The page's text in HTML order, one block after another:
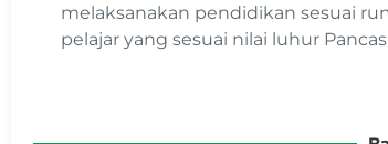
melaksanakan pendidikan sesuai
pelajar yang sesuai nilai luhur